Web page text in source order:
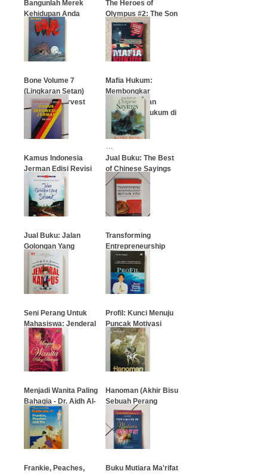
Bangunlah Merek
Kehidupan Anda
Sendiri
The Heroes of
Olympus #2: The Son
of Neptune
…
Bone Volume 7
(Lingkaran Setan)
Trilogy III: Harvest
Mafia Hukum:
Membongkar
Manipulasi dan
Konspirasi Hukum di
Indonesia
Kamus Indonesia
Jerman Edisi Revisi
…
Jual Buku: The Best
of Chinese Sayings
Jual Buku: Jalan
Golongan Yang
Selamat
Transforming
Entrepreneurship
Within You
…
Seni Perang Untuk
Mahasiswa: Jenderal
Kampus
…
Profil: Kunci Menuju
Puncak Motivasi
…
Menjadi Wanita Paling
Bahagia - Dr. Aidh Al-
Qarni
…
Hanoman (Akhir Bisu
Sebuah Perang
Besar)
…
Frankie, Peaches,
Buku Mutiara Ma'rifat